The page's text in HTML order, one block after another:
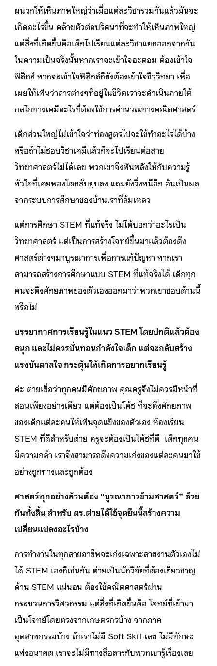
ผนวกให้เห็นภาพใหญ่ว่าเมื่อแต่ละวิชารวมกันแล้วมันจะ
เกิดอะไรขึ้น คล้ายตัวต่อปริศนาที่จะทำให้เห็นภาพใหญ่
แต่สิ่งที่เกิดขึ้นคือเด็กไปเรียนแต่ละวิชาแยกออกจากกัน
ในความเป็นจริงนั้นหากเราจะเข้าใจอะตอม ต้องเข้าใจ
ฟิสิกส์ หากจะเข้าใจฟิสิกส์ก็ยังต้องเข้าใจชีววิทยา เพื่อ
เผยให้เห็นว่าสารต่างๆที่อยู่ในชีวิตเราจะดำเนินภายใต้
กลไกทางเคมีอะไรที่ต้องใช้การคำนวณทางคณิตศาสตร์
เด็กส่วนใหญ่ไม่เข้าใจว่าท่องสูตรไปจะใช้ทำอะไรได้บ้าง
หรือถ้าไม่ชอบวิชาเคมีแล้วก็จะไปเรียนต่อสาย
วิทยาศาสตร์ไม่ได้เลย พวกเขาจึงหันหลังให้กับความรู้
หัวใจที่เคยพองโตกลับยุบลง แถมยังวิ่งหนีอีก อันเป็นผล
จากระบบการศึกษาของบ้านเราที่ล้มเหลว
แต่การศึกษา STEM ที่แท้จริง ไม่ได้บอกว่าอะไรเป็น
วิทยาศาสตร์ แต่เป็นการสร้างโจทย์ขึ้นมาแล้วต้องดึง
ศาสตร์ต่างๆมาบูรณาการเพื่อการแก้ปัญหา หากเรา
สามารถสร้างการศึกษาแบบ STEM ที่แท้จริงได้ เด็กทุก
คนจะดึงศักยภาพของตัวเองออกมาว่าพวกเขาชอบด้านนี้
หรือไม่
บรรยากาศการเรียนรู้ในแนว STEM โดยปกติแล้วต้อง
สนุก และไม่ควรบั่นทอนกำลังใจเด็ก แต่จะกลับสร้าง
แรงบันดาลใจ กระตุ้นให้เกิดการอยากเรียนรู้
ค่ะ ต่ายเชื่อว่าทุกคนมีศักยภาพ คุณครูจึงไม่ควรมีหน้าที่
สอนเพียงอย่างเดียว แต่ต้องเป็นโค้ช ที่จะดึงศักยภาพ
ของเด็กแต่ละคนให้เห็นจุดแข็งของตัวเอง ห้องเรียน
STEM ที่ดีสำหรับต่าย ครูจะต้องเป็นโค้ชที่ดี เด็กทุกคน
มีความกล้า เราจึงสามารถดึงความเก่งของแต่ละคนมาใช้
อย่างถูกทางและถูกต้อง
ศาสตร์ทุกอย่างล้วนต้อง “บูรณาการข้ามศาสตร์” ด้วย
กันทั้งสิ้น สำหรับ ดร.ต่ายได้ใช้จุดยืนนี้สร้างความ
เปลี่ยนแปลงอะไรบ้าง
การทำงานในทุกสายอาชีพจะเก่งเฉพาะสายงานตัวเองไม่
ได้ STEM เองก็เช่นกัน ต่ายเป็นนักวิจัยที่ต้องเชี่ยวชาญ
ด้าน STEM แน่นอน ต้องใช้คณิตศาสตร์ผ่าน
กระบวนการวิศวกรรม แต่สิ่งที่เกิดขึ้นคือ โจทย์ที่เข้ามา
เป็นโจทย์โดยตรงจากเกษตรกรบ้าง จากภาค
อุตสาหกรรมบ้าง ถ้าเราไม่มี Soft Skill เลย ไม่มีทักษะ
แห่งอนาคต เราจะไม่มีทางสื่อสารกับพวกเขารู้เรื่องเลย